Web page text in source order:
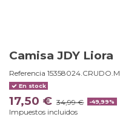
Camisa JDY Liora
Referencia 15358024.CRUDO.M
En stock
17,50 € 34,99 € -49,99%
Impuestos incluidos